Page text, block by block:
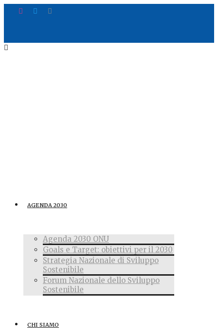
AGENDA 2030
Agenda 2030 ONU
Goals e Target: obiettivi per il 2030
Strategia Nazionale di Sviluppo
Sostenibile
Forum Nazionale dello Sviluppo
Sostenibile
CHI SIAMO